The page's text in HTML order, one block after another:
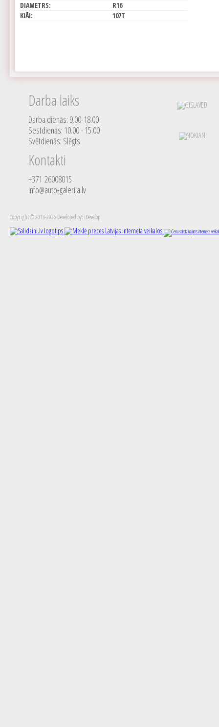
DIAMETRS:
R16
KIĀI:
107T
Darba laiks
Darba dienās: 9.00-18.00
Sestdienās: 10.00 - 15.00
Svētdienās: Slēgts
Kontakti
+371 26008015
info@auto-galerija.lv
Copyright © 2013-2026 Developed by: iDevelop